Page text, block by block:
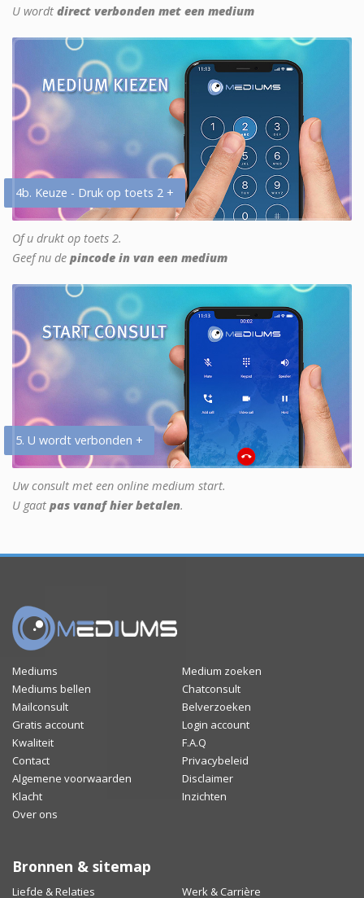
U wordt direct verbonden met een medium
4b. Keuze - Druk op toets 2 +
Of u drukt op toets 2.
Geef nu de pincode in van een medium
5. U wordt verbonden +
Uw consult met een online medium start.
U gaat pas vanaf hier betalen.
Mediums
Medium zoeken
Mediums bellen
Chatconsult
Mailconsult
Belverzoeken
Gratis account
Login account
Kwaliteit
F.A.Q
Contact
Privacybeleid
Algemene voorwaarden
Disclaimer
Klacht
Inzichten
Over ons
Bronnen & sitemap
Liefde & Relaties Werk & Carrière